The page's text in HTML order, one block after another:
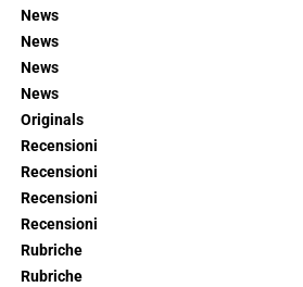
News
News
News
News
Originals
Recensioni
Recensioni
Recensioni
Recensioni
Rubriche
Rubriche